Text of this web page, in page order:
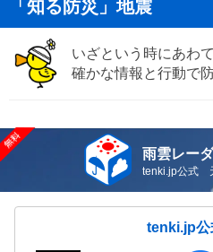
「知る防災」地震
いざという時にあわ
確かな情報と行動で
雨雲レー
tenki.jp公式
tenki.jp公